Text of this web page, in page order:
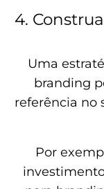
4.
Uma
branding
referência no
Por